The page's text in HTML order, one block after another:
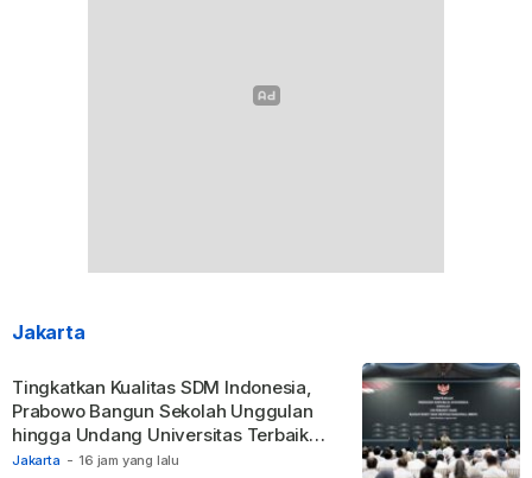
Jakarta
Jakarta - 16 jam yang lalu
Tingkatkan Kualitas SDM Indonesia,
Prabowo Bangun Sekolah Unggulan
hingga Undang Universitas Terbaik
Dunia.